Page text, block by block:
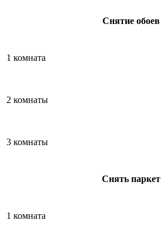
Снятие обоев
1 комната
2 комнаты
3 комнаты
Снять паркет
1 комната